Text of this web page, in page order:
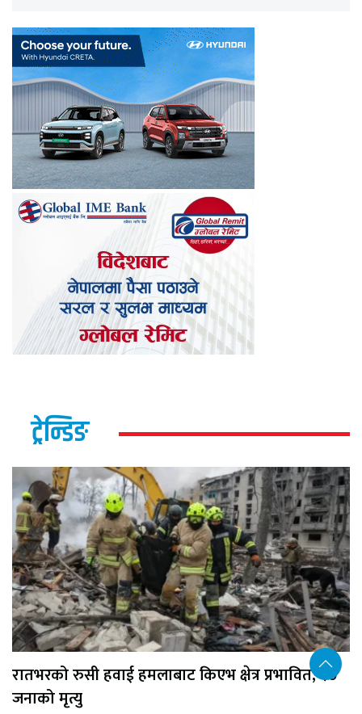
ट्रेन्डिङ
रातभरको रुसी हवाई हमलाबाट किएभ क्षेत्र प्रभावित, १७
जनाको मृत्यु